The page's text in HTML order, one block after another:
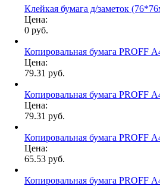
Клейкая бумага д/заметок
Цена:
0 руб.
Копировальная бумага PROFF
Цена:
79.31 руб.
Копировальная бумага PROFF
Цена:
79.31 руб.
Копировальная бумага PROFF
Цена:
65.53 руб.
Копировальная бумага PROFF